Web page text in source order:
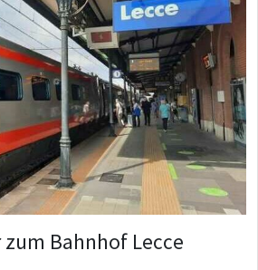
zum Bahnhof Lecce